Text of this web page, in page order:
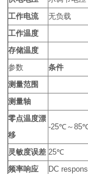
工作电流
无负载
工作温度
存储温度
参数
条件
测量范围
测量轴
零点温度漂
移
-25℃～
灵敏度误差 25℃
频率响应
DC